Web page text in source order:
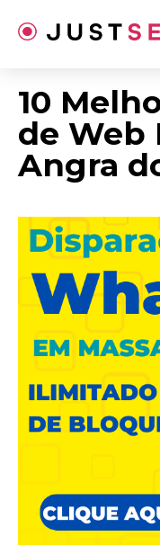
para
10
de Web
Angra